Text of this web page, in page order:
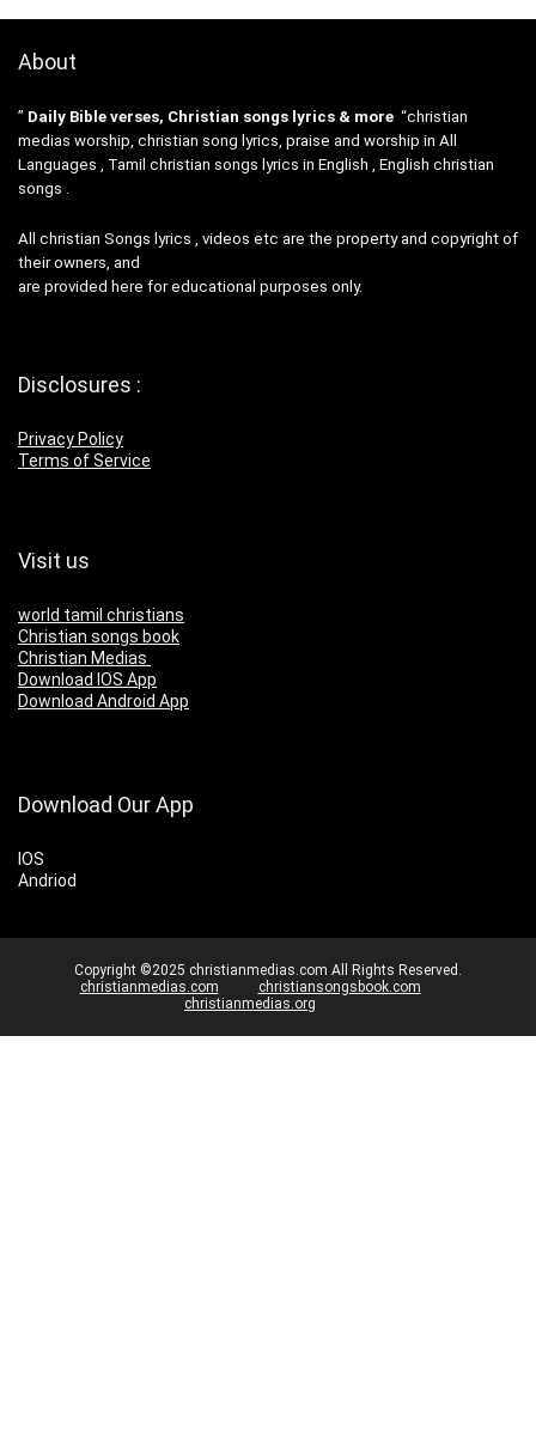
About
” Daily Bible verses, Christian songs lyrics & more “christian
medias worship, christian song lyrics, praise and worship in All
Languages , Tamil christian songs lyrics in English , English christian
songs .
All christian Songs lyrics , videos etc are the property and copyright of
their owners, and
are provided here for educational purposes only.
Disclosures :
Privacy Policy
Terms of Service
Visit us
world tamil christians
Christian songs book
Christian Medias
Download IOS App
Download Android App
Download Our App
IOS
Andriod
Copyright ©2025 christianmedias.com All Rights Reserved.
christianmedias.com
christiansongsbook.com
christianmedias.org